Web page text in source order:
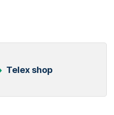
Telex shop